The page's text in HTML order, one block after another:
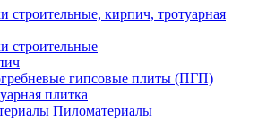
строительные, кирпич, тротуарная
строительные
гипсовые плиты (ПГП)
плитка
Пиломатериалы